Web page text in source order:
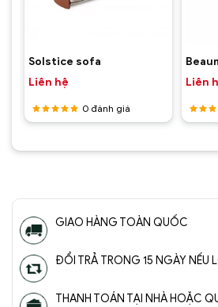
Solstice sofa
Liên hệ
Được
55 sao
0 đánh giá
Liên
Được
55
GIAO HÀNG TOÀN QUỐC
ĐỔI TRẢ TRONG 15 NGÀY NẾU
THANH TOÁN TẠI NHÀ HOẶC